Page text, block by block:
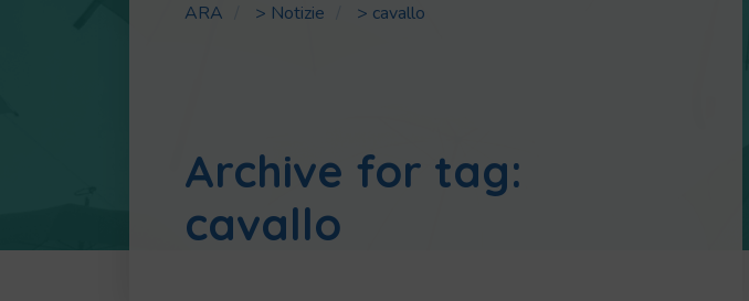
ARA > Notizie > cavallo
Archive for tag:
cavallo